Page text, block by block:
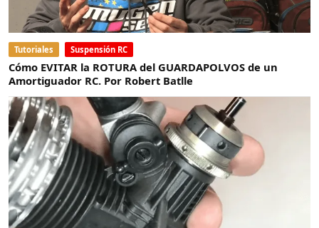
Tutoriales Suspensión RC
Cómo EVITAR la ROTURA del GUARDAPOLVOS de un
Amortiguador RC. Por Robert Batlle